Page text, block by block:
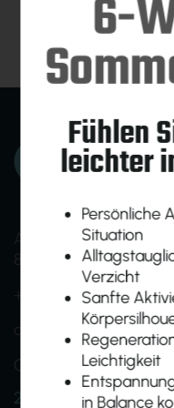
Am Ökopark 19
8230 Hartberg
+43 (0)664 1638005
Onboarding- und
24h Zutritt für
6-
Fühlen
leichter
Persönliche
Situation
Verzicht
Sanfte
Leichtigkeit
in Balance